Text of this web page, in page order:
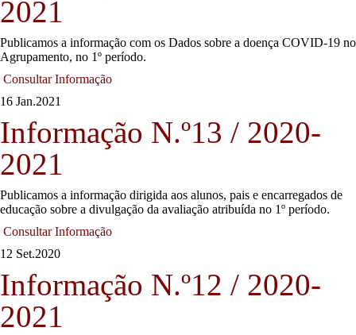
2021
Publicamos a informação com os Dados sobre a doença COVID-19 no
Agrupamento, no 1º período.
Consultar Informação
16 Jan.2021
Informação N.º13 / 2020-
2021
Publicamos a informação dirigida aos alunos, pais e encarregados de
educação sobre a divulgação da avaliação atribuída no 1º período.
Consultar Informação
12 Set.2020
Informação N.º12 / 2020-
2021